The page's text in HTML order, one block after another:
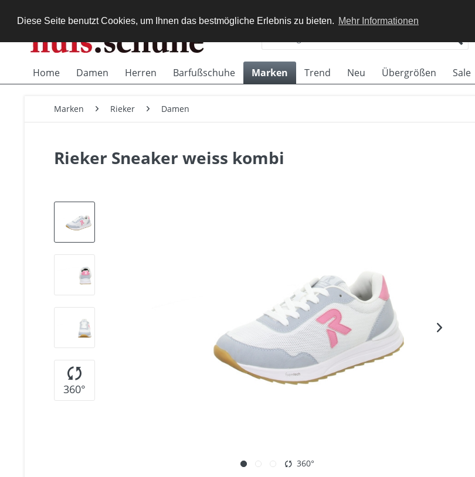
Diese Seite benutzt Cookies, um Ihnen das bestmögliche Erlebnis zu bieten. Mehr Informationen
Home Damen Herren Barfußschuhe Marken Trend Neu Übergrößen Sale
Marken Rieker Damen
Rieker Sneaker weiss kombi
360°
360°